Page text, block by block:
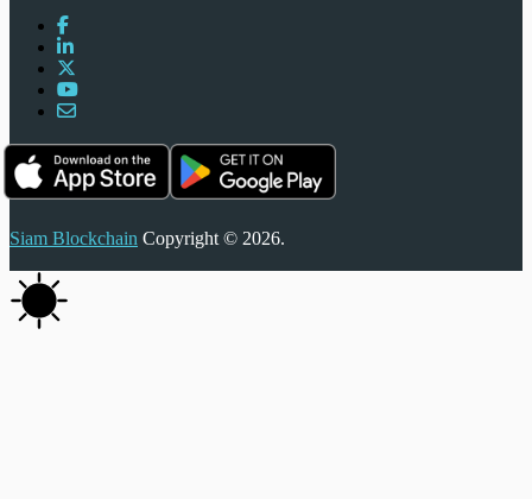
Siam Blockchain Copyright © 2026.